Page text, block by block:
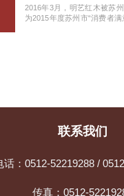
长远，认真履行职能，发挥
进供给侧结构性...
2016年3月，明艺红木被苏
为2015年度苏州市“消费者
联系我们
话：0512-52219288 /
传真：0512-